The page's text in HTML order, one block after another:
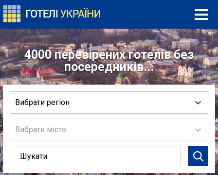
4000 перевірених готелів без
посередників...
Вибрати регіон
Вибрати місто